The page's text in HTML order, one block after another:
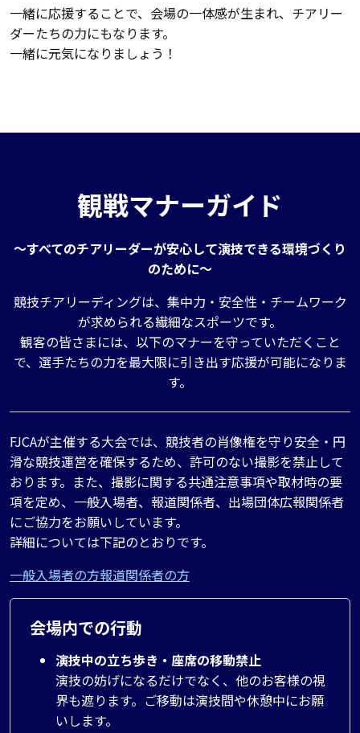
一緒に応援することで、会場の一体感が生まれ、チアリー
ダーたちの力にもなります。
一緒に元気になりましょう！
観戦マナーガイド
～すべてのチアリーダーが安心して演技できる環境づくり
のために～
競技チアリーディングは、集中力・安全性・チームワーク
が求められる繊細なスポーツです。
観客の皆さまには、以下のマナーを守っていただくこと
で、選手たちの力を最大限に引き出す応援が可能になりま
す。
FJCAが主催する大会では、競技者の肖像権を守り安全・円
滑な競技運営を確保するため、許可のない撮影を禁止して
おります。また、撮影に関する共通注意事項や取材時の要
項を定め、一般入場者、報道関係者、出場団体広報関係者
にご協力をお願いしています。
詳細については下記のとおりです。
一般入場者の方報道関係者の方
会場内での行動
演技中の立ち歩き・座席の移動禁止
演技の妨げになるだけでなく、他のお客様の視
界も遮ります。ご移動は演技間や休憩中にお願
いします。